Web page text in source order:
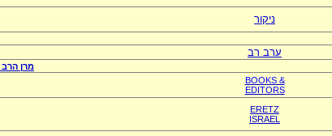
ניקור
ערב רב
מרן הרב
BOOKS &
EDITORS
ERETZ
ISRAEL